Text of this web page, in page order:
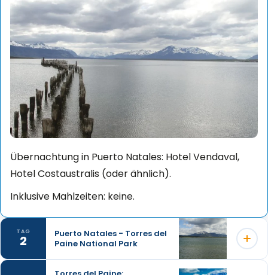
Übernachtung in Puerto Natales: Hotel Vendaval,
Hotel Costaustralis (oder ähnlich).
Inklusive Mahlzeiten: keine.
TAG
2
Puerto Natales - Torres del
Paine National Park